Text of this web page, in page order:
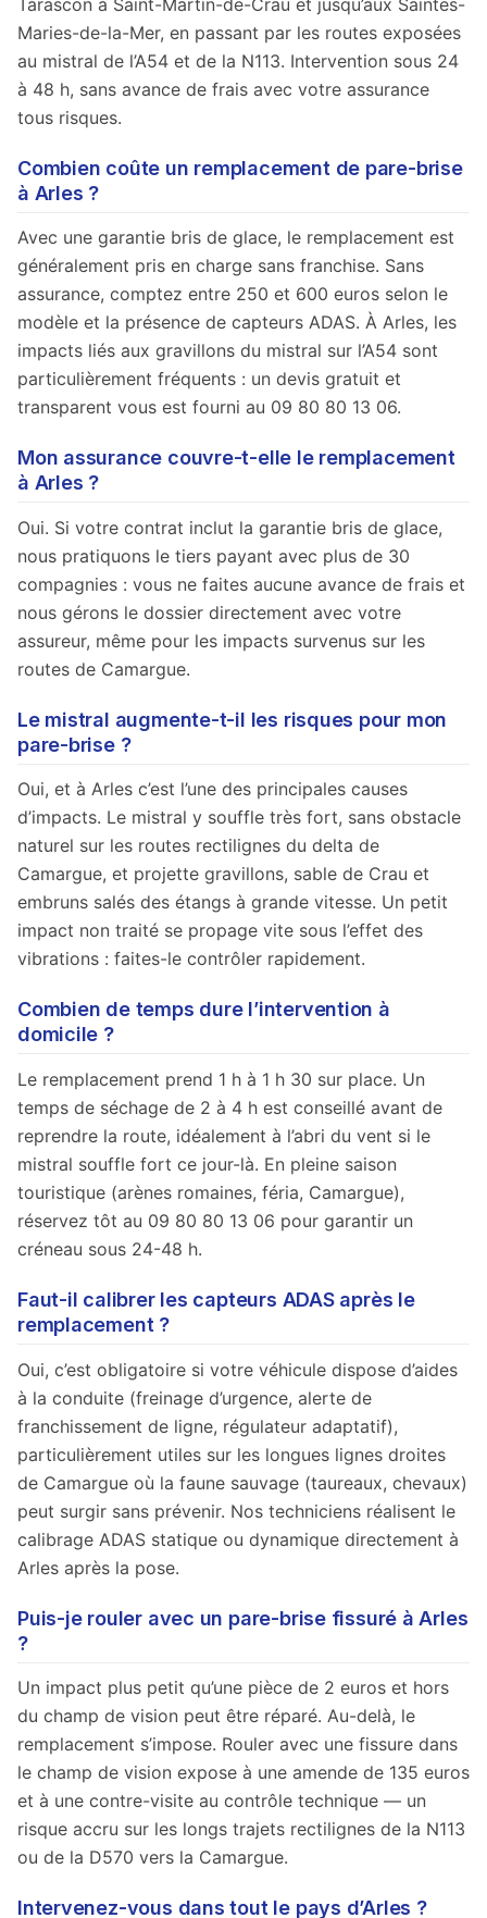
Maries-de-la-Mer, en passant par les routes exposées
au mistral de l’A54 et de la N113. Intervention sous 24
à 48 h, sans avance de frais avec votre assurance
tous risques.
Combien coûte un remplacement de pare-brise
à Arles ?
Avec une garantie bris de glace, le remplacement est
généralement pris en charge sans franchise. Sans
assurance, comptez entre 250 et 600 euros selon le
modèle et la présence de capteurs ADAS. À Arles, les
impacts liés aux gravillons du mistral sur l’A54 sont
particulièrement fréquents : un devis gratuit et
transparent vous est fourni au 09 80 80 13 06.
Mon assurance couvre-t-elle le remplacement
à Arles ?
Oui. Si votre contrat inclut la garantie bris de glace,
nous pratiquons le tiers payant avec plus de 30
compagnies : vous ne faites aucune avance de frais et
nous gérons le dossier directement avec votre
assureur, même pour les impacts survenus sur les
routes de Camargue.
Le mistral augmente-t-il les risques pour mon
pare-brise ?
Oui, et à Arles c’est l’une des principales causes
d’impacts. Le mistral y souffle très fort, sans obstacle
naturel sur les routes rectilignes du delta de
Camargue, et projette gravillons, sable de Crau et
embruns salés des étangs à grande vitesse. Un petit
impact non traité se propage vite sous l’effet des
vibrations : faites-le contrôler rapidement.
Combien de temps dure l’intervention à
domicile ?
Le remplacement prend 1 h à 1 h 30 sur place. Un
temps de séchage de 2 à 4 h est conseillé avant de
reprendre la route, idéalement à l’abri du vent si le
mistral souffle fort ce jour-là. En pleine saison
touristique (arènes romaines, féria, Camargue),
réservez tôt au 09 80 80 13 06 pour garantir un
créneau sous 24-48 h.
Faut-il calibrer les capteurs ADAS après le
remplacement ?
Oui, c’est obligatoire si votre véhicule dispose d’aides
à la conduite (freinage d’urgence, alerte de
franchissement de ligne, régulateur adaptatif),
particulièrement utiles sur les longues lignes droites
de Camargue où la faune sauvage (taureaux, chevaux)
peut surgir sans prévenir. Nos techniciens réalisent le
calibrage ADAS statique ou dynamique directement à
Arles après la pose.
Puis-je rouler avec un pare-brise fissuré à Arles
?
Un impact plus petit qu’une pièce de 2 euros et hors
du champ de vision peut être réparé. Au-delà, le
remplacement s’impose. Rouler avec une fissure dans
le champ de vision expose à une amende de 135 euros
et à une contre-visite au contrôle technique — un
risque accru sur les longs trajets rectilignes de la N113
ou de la D570 vers la Camargue.
Intervenez-vous dans tout le pays d’Arles ?